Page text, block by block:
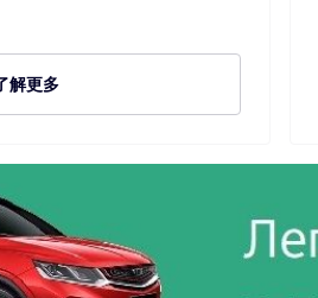
解更多